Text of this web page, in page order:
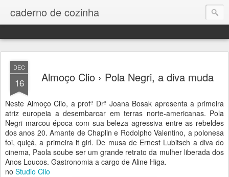
caderno de cozinha
DEC
16 Almoço Clio › Pola Negri, a diva muda
Neste Almoço Clio, a profª Drª Joana Bosak apresenta a primeira
atriz europeia a desembarcar em terras norte-americanas. Pola
Negri marcou época com sua beleza agressiva entre as rebeldes
dos anos 20. Amante de Chaplin e Rodolpho Valentino, a polonesa
foi, quiçá, a primeira it girl. De musa de Ernest Lubitsch a diva do
cinema, Paola soube ser um grande retrato da mulher liberada dos
Anos Loucos. Gastronomia a cargo de Aline Higa.
no Studio Clio